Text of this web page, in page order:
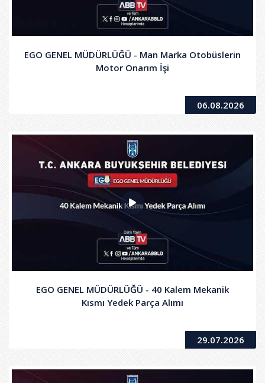
EGO GENEL MÜDÜRLÜĞÜ - Man Marka Otobüslerin
Motor Onarım İşi
06.08.2026
EGO GENEL MÜDÜRLÜĞÜ - 40 Kalem Mekanik
Kısmı Yedek Parça Alımı
29.07.2026